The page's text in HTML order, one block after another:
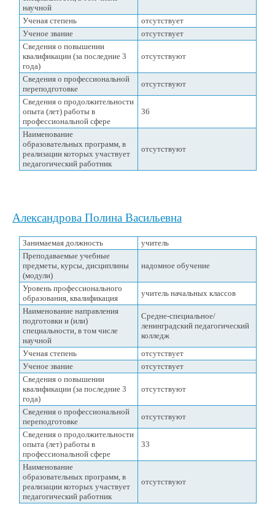
научной
Ученая степень
отсутствует
Ученое звание
отсутствует
Сведения о повышении
квалификации (за последние 3
года)
отсутствуют
Сведения о профессиональной
переподготовке
отсутствуют
Сведения о продолжительности
опыта (лет) работы в
профессиональной сфере
36
Наименование
образовательных программ, в
реализации которых участвует
педагогический работник
отсутствуют
Александрова Полина Васильевна
Занимаемая должность
учитель
Преподаваемые учебные
предметы, курсы, дисциплины
(модули)
надомное обучение
Уровень профессионального
образования, квалификация
учитель начальных классов
Наименование направления
подготовки и (или)
специальности, в том числе
научной
Средне-специальное/
ленинградский педагогический
колледж
Ученая степень
отсутствует
Ученое звание
отсутствует
Сведения о повышении
квалификации (за последние 3
года)
отсутствуют
Сведения о профессиональной
переподготовке
отсутствуют
Сведения о продолжительности
опыта (лет) работы в
профессиональной сфере
33
Наименование
образовательных программ, в
реализации которых участвует
педагогический работник
отсутствуют